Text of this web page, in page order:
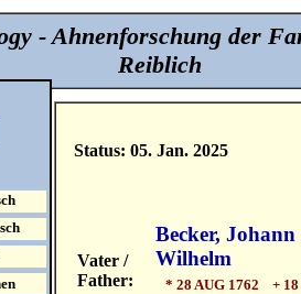
- Ahnenforschung der
Reiblich
Status: 05. Jan. 2025
Vater /
Father:
Becker, Johann
Wilhelm
* 28 AUG 1762 + 18